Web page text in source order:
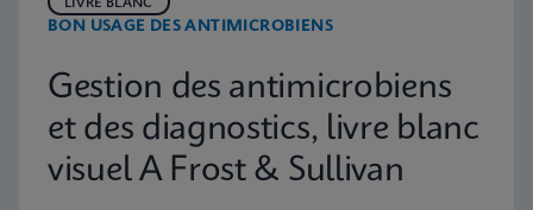
BON USAGE DES ANTIMICROBIENS
LIVRE BLANC
Gestion des antimicrobiens
et des diagnostics, livre blanc
visuel A Frost & Sullivan